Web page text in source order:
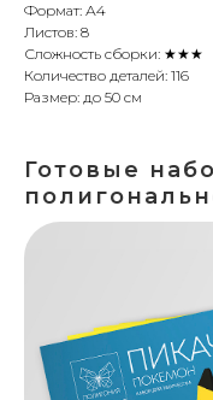
Формат: А4
Листов: 8
Сложность сборки: ★★★
Количество деталей: 116
Размер: до 50 см
Готовые